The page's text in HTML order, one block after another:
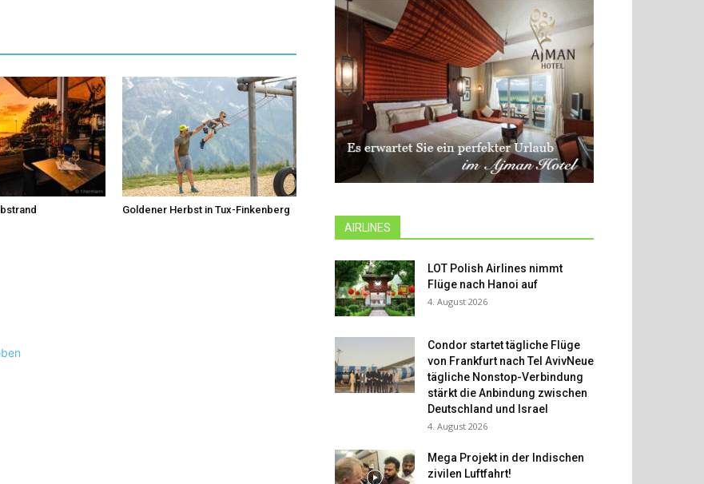
Goldener Herbst in Tux-Finkenberg
AIRLINES
LOT Polish Airlines nimmt
Flüge nach Hanoi auf
4. August 2026
Condor startet tägliche Flüge
von Frankfurt nach Tel AvivNeue
tägliche Nonstop-Verbindung
stärkt die Anbindung zwischen
Deutschland und Israel
4. August 2026
Mega Projekt in der Indischen
zivilen Luftfahrt!